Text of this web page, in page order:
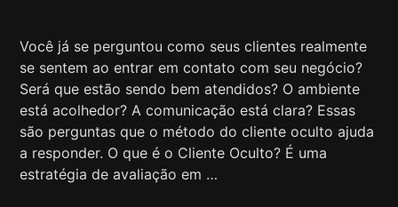
Você já se perguntou como seus clientes realmente
se sentem ao entrar em contato com seu negócio?
Será que estão sendo bem atendidos? O ambiente
está acolhedor? A comunicação está clara? Essas
são perguntas que o método do cliente oculto ajuda
a responder. O que é o Cliente Oculto? É uma
estratégia de avaliação em …